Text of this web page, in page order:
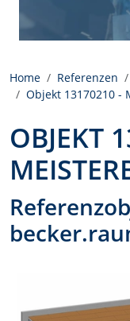
Home Referenzen
Objekt 13170210 -
OBJEKT